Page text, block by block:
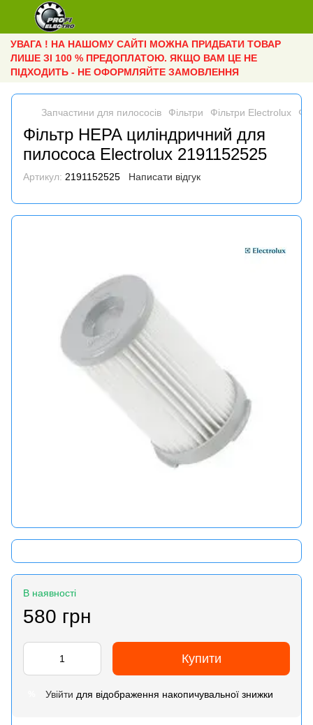
УВАГА ! НА НАШОМУ САЙТІ МОЖНА ПРИДБАТИ ТОВАР
ЛИШЕ ЗІ 100 % ПРЕДОПЛАТОЮ. ЯКЩО ВАМ ЦЕ НЕ
ПІДХОДИТЬ - НЕ ОФОРМЛЯЙТЕ ЗАМОВЛЕННЯ
Запчастини для пилососів Фільтри Фільтри Electrolux
Фільтр HEPA циліндричний для
пилососа Electrolux 2191152525
Артикул: 2191152525 Написати відгук
В наявності
580 грн
Купити
Увійти для відображення накопичувальної знижки